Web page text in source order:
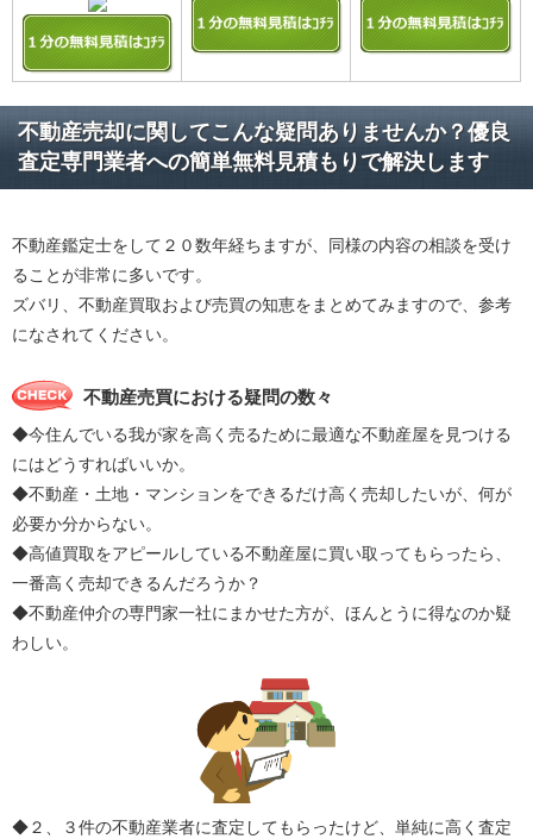
不動産売却に関してこんな疑問ありませんか？優良
査定専門業者への簡単無料見積もりで解決します
不動産鑑定士をして２０数年経ちますが、同様の内容の相談を受け
ることが非常に多いです。
ズバリ、不動産買取および売買の知恵をまとめてみますので、参考
になされてください。
不動産売買における疑問の数々
◆今住んでいる我が家を高く売るために最適な不動産屋を見つける
にはどうすればいいか。
◆不動産・土地・マンションをできるだけ高く売却したいが、何が
必要か分からない。
◆高値買取をアピールしている不動産屋に買い取ってもらったら、
一番高く売却できるんだろうか？
◆不動産仲介の専門家一社にまかせた方が、ほんとうに得なのか疑
わしい。
◆２、３件の不動産業者に査定してもらったけど、単純に高く査定